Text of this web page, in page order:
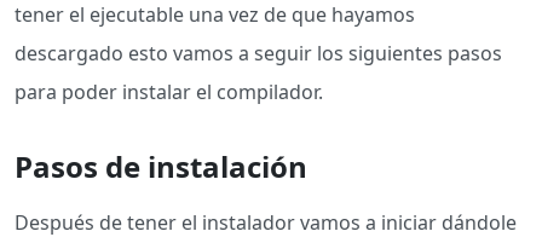
tener el ejecutable una vez de que hayamos
descargado esto vamos a seguir los siguientes pasos
para poder instalar el compilador.
Pasos de instalación
Después de tener el instalador vamos a iniciar dándole